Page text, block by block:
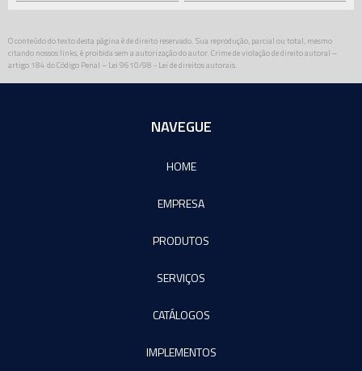
O conteúdo do texto desta página é de direito reservado. Sua reprodução, parcial ou total, mesmo
citando nossos links, é proibida sem a autorização do autor. Crime de violação de direito autoral –
artigo 184 do Código Penal – Lei 9610/98 - Lei de direitos autorais.
NAVEGUE
HOME
EMPRESA
PRODUTOS
SERVIÇOS
CATÁLOGOS
IMPLEMENTOS